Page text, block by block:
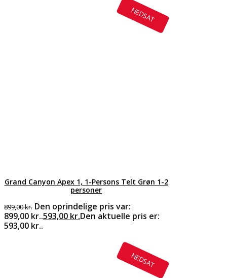
NEDSAT
Grand Canyon Apex 1, 1-Persons Telt Grøn 1-2
personer
899,00kr. Den oprindelige pris var:
899,00 kr..593,00 kr.Den aktuelle pris er:
593,00 kr..
NEDSAT